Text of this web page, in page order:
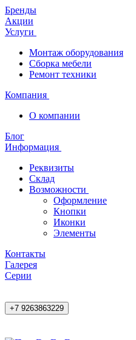
Бренды
Акции
Услуги
Монтаж оборудования
Сборка мебели
Ремонт техники
Компания
О компании
Блог
Информация
Реквизиты
Склад
Возможности
Оформление
Кнопки
Иконки
Элементы
Контакты
Галерея
Cерии
+7 9263863229